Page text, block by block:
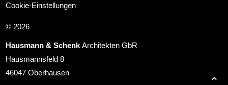
Cookie-Einstellungen
© 2026
Hausmann & SchenkArchitekten GbR
Hausmannsfeld 8
46047 Oberhausen